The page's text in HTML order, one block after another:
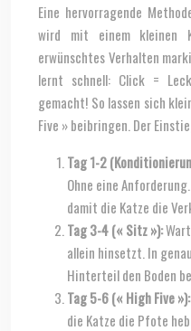
Eine hervorragende
wird mit einem kleinen
erwünschtes Verhalten
lernt schnell: Click =
gemacht! So lassen sich
Five » beibringen. Der
Tag 1-2
Ohne eine
damit die Katze die
Tag 3-4 (« Sitz »):
allein hinsetzt. In
Hinterteil den Boden
Tag 5-6 (« High Five »):
die Katze die Pfote